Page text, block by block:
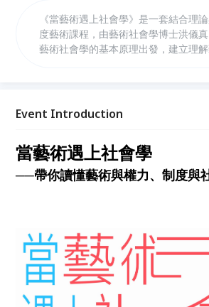
《當藝術遇上社會學》是一套結合理
度藝術課程，由藝術社會學博士洪儀
藝術社會學的基本原理出發，建立理
哲學與文化理論，不僅帶領學員讀懂經
Event Introduction
當藝術遇上社會學
──帶你讀懂藝術與權力、制度與